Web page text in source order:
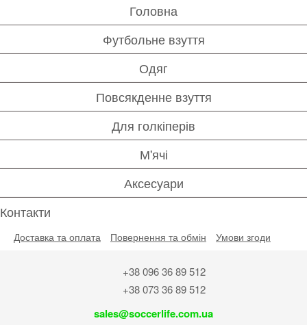
Головна
Футбольне взуття
Одяг
Повсякденне взуття
Для голкіперів
М'ячі
Аксесуари
Контакти
Доставка та оплата Повернення та обмін Умови згоди
+38 096 36 89 512
+38 073 36 89 512
sales@soccerlife.com.ua